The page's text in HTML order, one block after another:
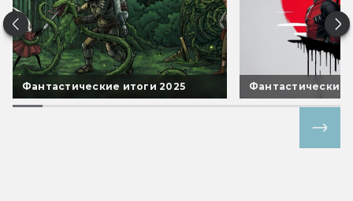
Фантастические итоги 2025 Фантастические